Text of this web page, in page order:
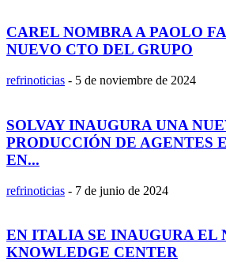
CAREL NOMBRA A PAOLO
NUEVO CTO DEL GRUPO
refrinoticias - 5 de noviembre de 2024
SOLVAY INAUGURA UNA
PRODUCCIÓN DE AGENTES
EN...
refrinoticias - 7 de junio de 2024
EN ITALIA SE INAUGURA EL
KNOWLEDGE CENTER